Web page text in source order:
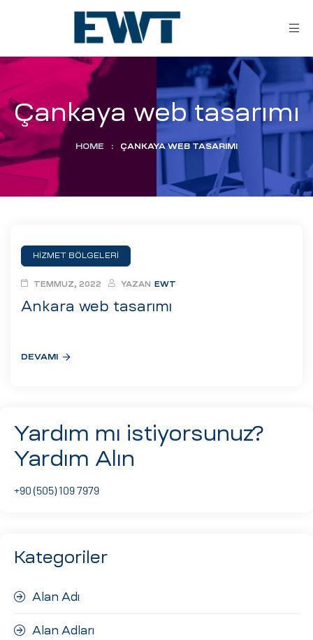
Çankaya web tasarımı
HOME : ÇANKAYA WEB TASARIMI
HİZMET BÖLGELERİ
Ankara web tasarımı
TEMMUZ, 2022 YAZAN EWT
DEVAMI
Yardım mı istiyorsunuz?
Yardım Alın
+90 (505) 109 7979
Kategoriler
Alan Adı
Alan Adları